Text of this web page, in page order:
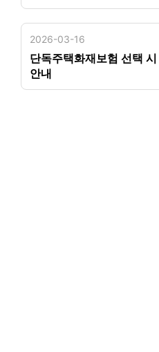
2026-03-16
단독주택화재보험 선택
안내